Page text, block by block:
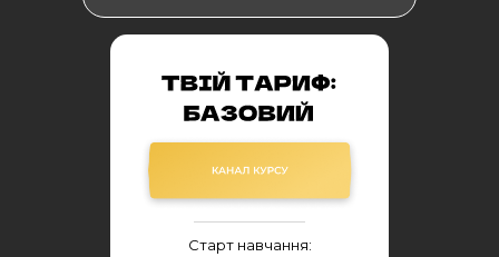
Cтарт навчання: